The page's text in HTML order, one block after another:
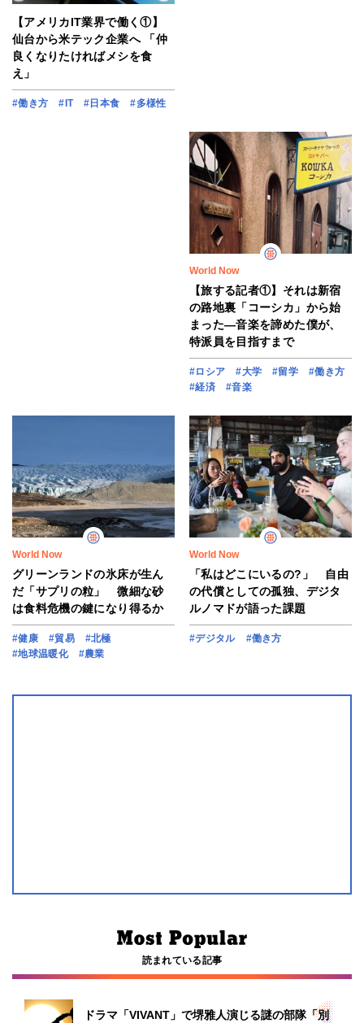
【アメリカIT業界で働く①】
仙台から米テック企業へ 「仲
良くなりたければメシを食
え」
#働き方 #IT #日本食 #多様性
World Now
【旅する記者①】それは新宿
の路地裏「コーシカ」から始
まった―音楽を諦めた僕が、
特派員を目指すまで
#ロシア #大学 #留学
#働き方
#経済
#音楽
World Now
グリーンランドの氷床が生ん
だ「サプリの粒」 微細な砂
は食料危機の鍵になり得るか
#健康 #貿易
#北極
#地球温暖化
#農業
World Now
「私はどこにいるの?」 自由
の代償としての孤独、デジタ
ルノマドが語った課題
#デジタル #働き方
読まれている記事
ドラマ「VIVANT」で堺雅人演じる謎の部隊「別